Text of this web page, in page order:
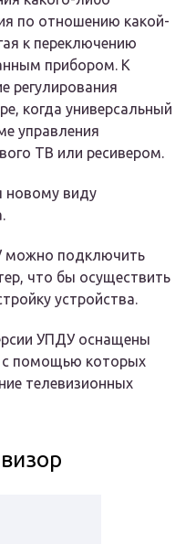
по отношению какой-
к переключению
прибором. К
регулирования
когда универсальный
управления
ТВ или ресивером.
новому виду
можно подключить
что бы осуществить
устройства.
УПДУ оснащены
с помощью которых
телевизионных